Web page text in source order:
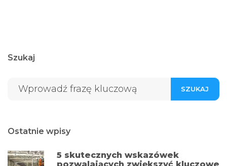
Szukaj
SZUKAJ
Ostatnie wpisy
5 skutecznych wskazówek